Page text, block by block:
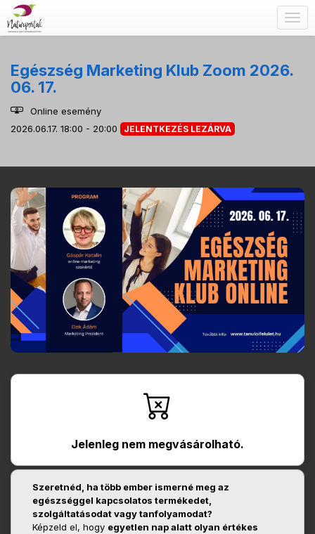
Egészség Marketing Klub Zoom 2026.
06. 17.
Online esemény
2026.06.17. 18:00 - 20:00
JELENTKEZÉS LEZÁRVA
Jelenleg nem megvásárolható.
Szeretnéd, ha több ember ismerné meg az
egészséggel kapcsolatos termékedet,
szolgáltatásodat vagy tanfolyamodat?
Képzeld el, hogy egyetlen nap alatt olyan értékes